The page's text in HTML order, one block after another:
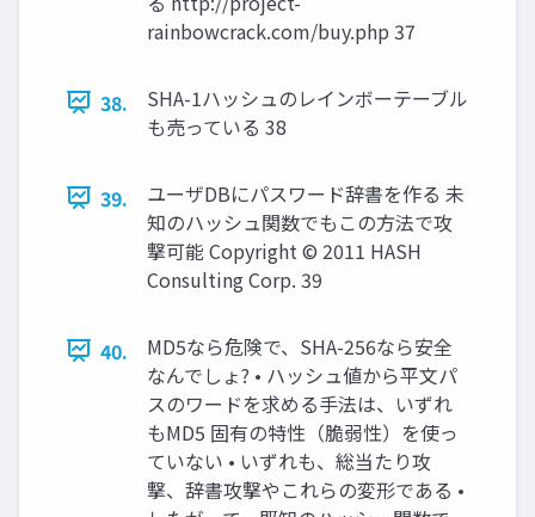
rainbowcrack.com/buy.php 37
38.
SHA-1ハッシュのレインボーテーブル
も売っている 38
39.
ユーザDBにパスワード辞書を作る 未
知のハッシュ関数でもこの方法で攻
撃可能 Copyright © 2011 HASH
Consulting Corp. 39
40.
MD5なら危険で、SHA-256なら安全
なんでしょ? • ハッシュ値から平文パ
スのワードを求める手法は、いずれ
もMD5 固有の特性（脆弱性）を使っ
ていない • いずれも、総当たり攻
撃、辞書攻撃やこれらの変形である •